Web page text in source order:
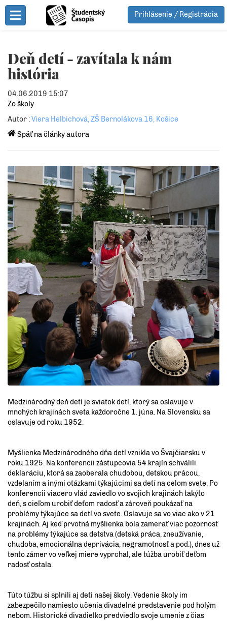
Toggle Menu
Prihlásenie / Registrácia
Deň detí - zavítala k nám
história
04.06.2019 15:07
Zo školy
Autor :Viera Helbichová, ZŠ Bernolákova 16, Košice
Späť na články autora
Medzinárodný deň detí je sviatok detí, ktorý sa oslavuje v
mnohých krajinách sveta každoročne 1. júna. Na Slovensku sa
oslavuje od roku 1952.
Myšlienka Medzinárodného dňa detí vznikla vo Švajčiarsku v
roku 1925. Na konferencii zástupcovia 54 krajín schválili
deklaráciu, ktorá sa zaoberala chudobou, detskou prácou,
vzdelaním a inými otázkami týkajúcimi sa detí na celom svete. Po
konferencii viacero vlád zaviedlo vo svojich krajinách takýto
deň, s cieľom urobiť deťom radosť a zároveň poukázať na
problémy týkajúce sa detí vo svete. Oslavuje sa vo viac ako v 21
krajinách. Aj keď prvotná myšlienka bola zamerať viac pozornosť
na problémy týkajúce sa detstva (detská práca, zneužívanie,
chudoba, emocionálna deprivácia, negramotnosť a pod.), dnes už
tento zámer vo veľkej miere vyprchal, ale túžba urobiť deťom
radosť ostala.
Túto túžbu si splnili aj deti našej školy. Vedenie školy im
zabezpečilo namiesto učenia divadelné predstavenie pod holým
nebom. Historické divadielko predviedlo svoje umenie z čias